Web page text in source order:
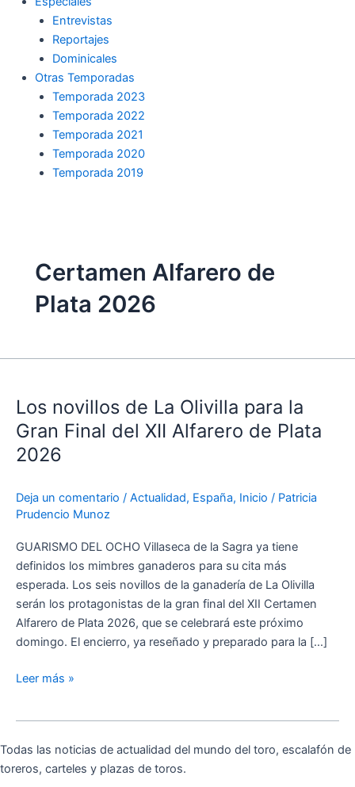
Entrevistas
Reportajes
Dominicales
Otras Temporadas
Temporada 2023
Temporada 2022
Temporada 2021
Temporada 2020
Temporada 2019
Certamen Alfarero de
Plata 2026
Los novillos de La Olivilla para la
Gran Final del XII Alfarero de Plata
2026
Deja un comentario / Actualidad, España, Inicio / Patricia
Prudencio Munoz
GUARISMO DEL OCHO Villaseca de la Sagra ya tiene
definidos los mimbres ganaderos para su cita más
esperada. Los seis novillos de la ganadería de La Olivilla
serán los protagonistas de la gran final del XII Certamen
Alfarero de Plata 2026, que se celebrará este próximo
domingo. El encierro, ya reseñado y preparado para la […]
de
La
Olivilla
para
Gran
Final
del
XII
Plata
2026
Leer más »
Todas las noticias de actualidad del mundo del toro, escalafón de
toreros, carteles y plazas de toros.